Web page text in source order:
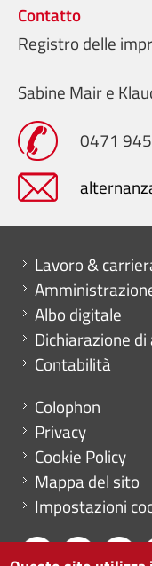
Contatto
Registro delle
Sabine Mair e
0471
Mini menu di
Lavoro &
Albo digitale
Dichiarazione
Contabilità
Menu footer
Colophon
Privacy
Cookie Policy
Mappa del sito
Impostazioni